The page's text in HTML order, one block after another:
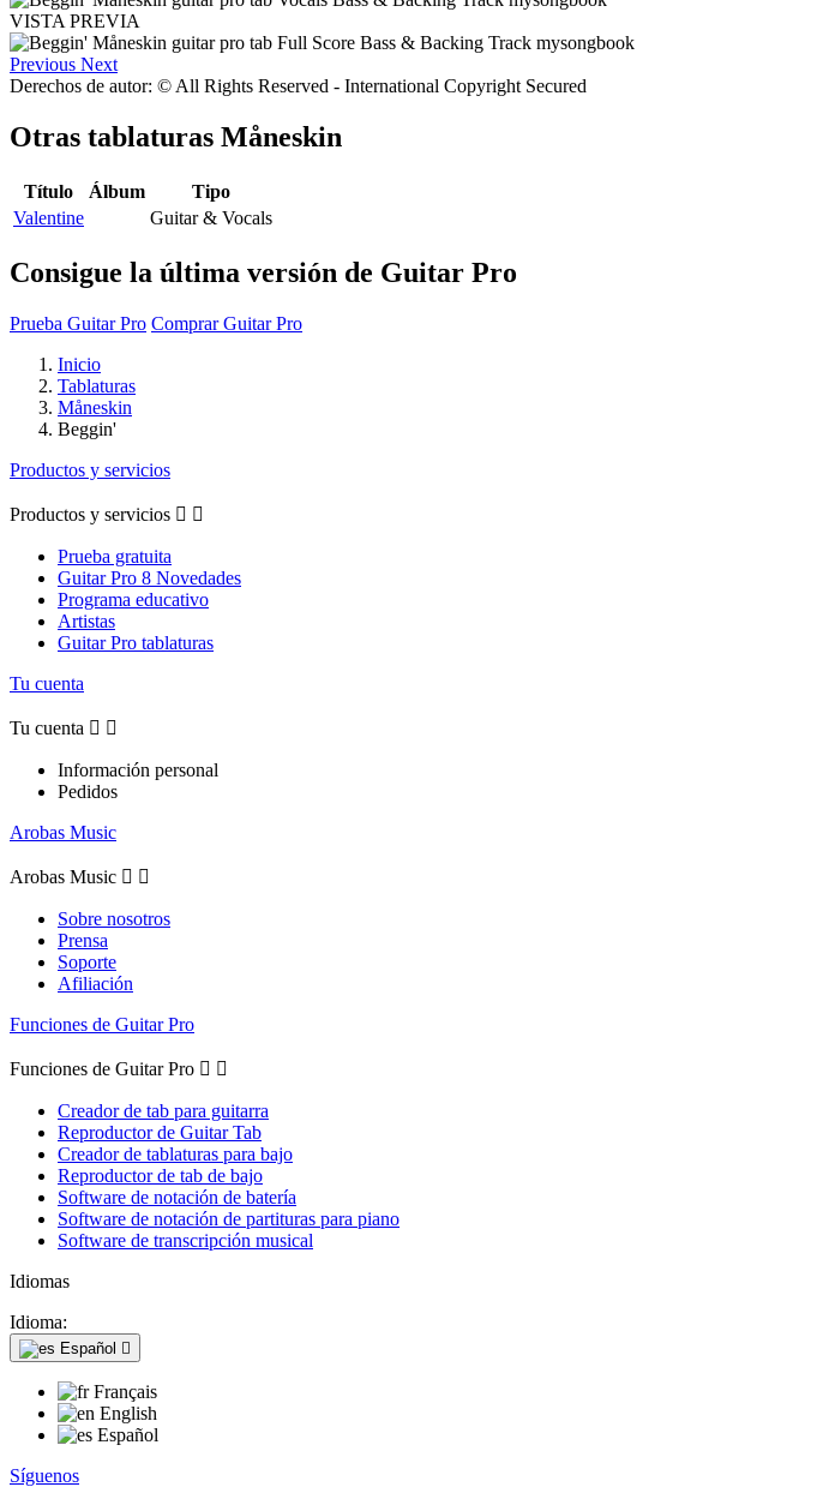
VISTA PREVIA
Previous Next
Derechos de autor: © All Rights Reserved - International Copyright Secured
Otras tablaturas Måneskin
Título Álbum
Tipo
Valentine
Guitar & Vocals
Consigue la última versión de Guitar Pro
Prueba Guitar Pro Comprar Guitar Pro
Inicio
Tablaturas
Måneskin
Beggin'
Productos y servicios
Productos y servicios  
Prueba gratuita
Guitar Pro 8 Novedades
Programa educativo
Artistas
Guitar Pro tablaturas
Tu cuenta
Tu cuenta  
Información personal
Pedidos
Arobas Music
Arobas Music  
Sobre nosotros
Prensa
Soporte
Afiliación
Funciones de Guitar Pro
Funciones de Guitar Pro  
Creador de tab para guitarra
Reproductor de Guitar Tab
Creador de tablaturas para bajo
Reproductor de tab de bajo
Software de notación de batería
Software de notación de partituras para piano
Software de transcripción musical
Idiomas
Idioma:
Español 
Français
English
Español
Síguenos